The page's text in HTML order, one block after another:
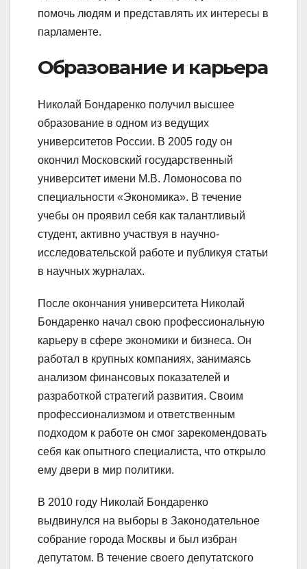
помочь людям и представлять их интересы в
парламенте.
Образование и карьера
Николай Бондаренко получил высшее
образование в одном из ведущих
университетов России. В 2005 году он
окончил Московский государственный
университет имени М.В. Ломоносова по
специальности «Экономика». В течение
учебы он проявил себя как талантливый
студент, активно участвуя в научно-
исследовательской работе и публикуя статьи
в научных журналах.
После окончания университета Николай
Бондаренко начал свою профессиональную
карьеру в сфере экономики и бизнеса. Он
работал в крупных компаниях, занимаясь
анализом финансовых показателей и
разработкой стратегий развития. Своим
профессионализмом и ответственным
подходом к работе он смог зарекомендовать
себя как опытного специалиста, что открыло
ему двери в мир политики.
В 2010 году Николай Бондаренко
выдвинулся на выборы в Законодательное
собрание города Москвы и был избран
депутатом. В течение своего депутатского